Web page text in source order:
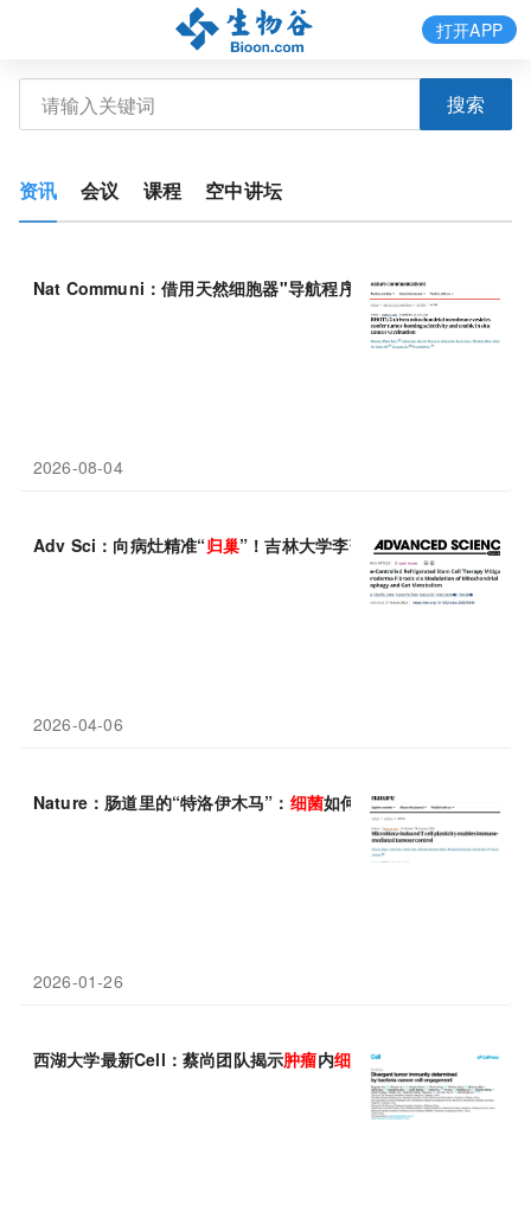
搜索
打开APP
资讯 会议 课程 空中讲坛
Nat Communi：借用天然细胞器"导航程序"，四川大学华李龙江
2026-08-04
Adv Sci：向病灶精准“归巢”！吉林大学李萍/姜金兰开发新型冷
2026-04-06
Nature：肠道里的“特洛伊木马”： 细菌如何训练T细胞跨界围剿
2026-01-26
西湖大学最新Cell：蔡尚团队揭示肿瘤内细菌 差异化调控 肿瘤免疫